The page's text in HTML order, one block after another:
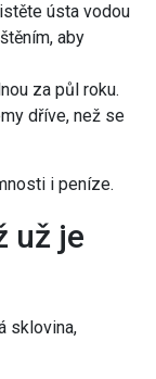
ústa vodou
aby
za půl roku.
dříve, než se
i peníze.
už je
sklovina,